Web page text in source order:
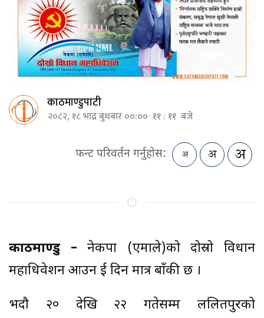
काठमाण्डुपाटी
२०८२, १८ भाद्र बुधबार ००:०० ११ : ११ बजे
फन्ट परिवर्तन गर्नुहोस:
काठमाण्डु –नेकपा (एमाले)को दोस्रो विधान
महाधिवेशन आउन दुई दिन मात्र बाँकी छ ।
भदौ २० देखि २२ गतेसम्म ललितपुरको